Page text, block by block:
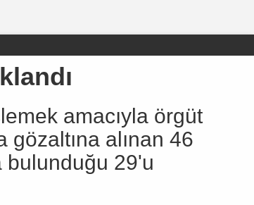
amacıyla örgüt
gözaltına alınan 46
bulunduğu 29'u